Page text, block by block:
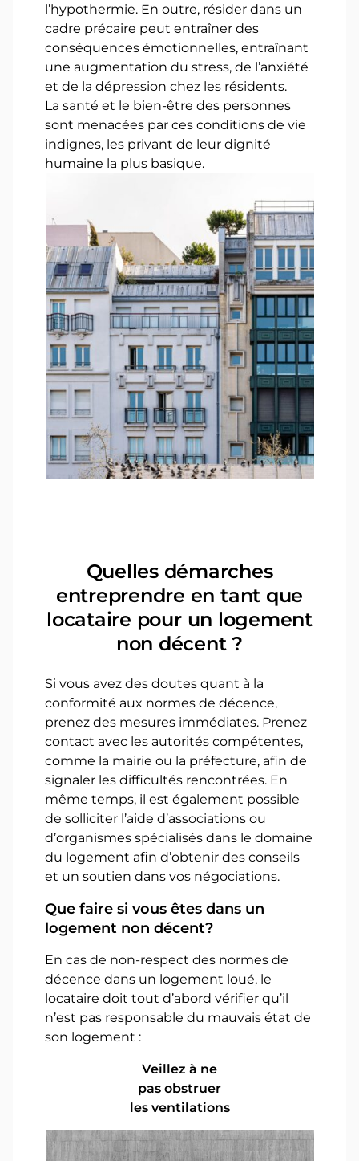
l’hypothermie. En outre, résider dans un
cadre précaire peut entraîner des
conséquences émotionnelles, entraînant
une augmentation du stress, de l’anxiété
et de la dépression chez les résidents.
La santé et le bien-être des personnes
sont menacées par ces conditions de vie
indignes, les privant de leur dignité
humaine la plus basique.
Quelles démarches
entreprendre en tant que
locataire pour un logement
non décent ?
Si vous avez des doutes quant à la
conformité aux normes de décence,
prenez des mesures immédiates. Prenez
contact avec les autorités compétentes,
comme la mairie ou la préfecture, afin de
signaler les difficultés rencontrées. En
même temps, il est également possible
de solliciter l’aide d’associations ou
d’organismes spécialisés dans le domaine
du logement afin d’obtenir des conseils
et un soutien dans vos négociations.
Que faire si vous êtes dans un
logement non décent?
En cas de non-respect des normes de
décence dans un logement loué, le
locataire doit tout d’abord vérifier qu’il
n’est pas responsable du mauvais état de
son logement :
Veillez à ne
pas obstruer
les ventilations